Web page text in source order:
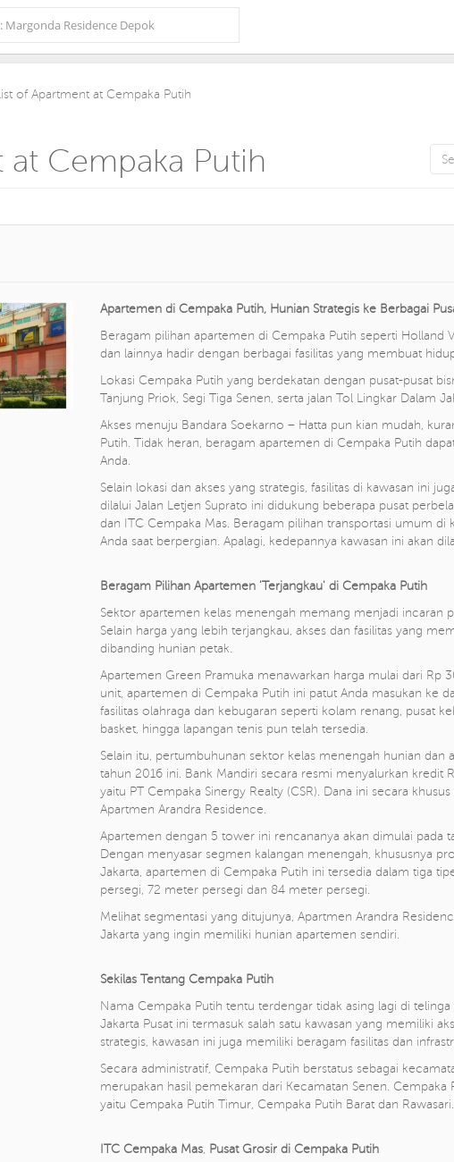
of Apartment at Cempaka Putih
Cempaka Putih
Apartemen di Cempaka Putih, Hunian Strategis ke Berbagai
Beragam pilihan apartemen di Cempaka Putih seperti Holland
dan lainnya hadir dengan berbagai fasilitas yang membuat
Lokasi Cempaka Putih yang berdekatan dengan pusat-pusat
Tanjung Priok, Segi Tiga Senen, serta jalan Tol Lingkar Dalam
Akses menuju Bandara Soekarno – Hatta pun kian mudah,
Putih. Tidak heran, beragam apartemen di Cempaka Putih
Anda.
Selain lokasi dan akses yang strategis, fasilitas di kawasan ini
dilalui Jalan Letjen Suprato ini didukung beberapa pusat
dan ITC Cempaka Mas. Beragam pilihan transportasi umum
Anda saat berpergian. Apalagi, kedepannya kawasan ini akan
Beragam Pilihan Apartemen 'Terjangkau' di Cempaka Putih
Sektor apartemen kelas menengah memang menjadi incaran
Selain harga yang lebih terjangkau, akses dan fasilitas yang
dibanding hunian petak.
Apartemen Green Pramuka menawarkan harga mulai dari Rp
unit, apartemen di Cempaka Putih ini patut Anda masukan ke
fasilitas olahraga dan kebugaran seperti kolam renang, pusat
basket, hingga lapangan tenis pun telah tersedia.
Selain itu, pertumbuhunan sektor kelas menengah hunian dan
tahun 2016 ini. Bank Mandiri secara resmi menyalurkan kredit
yaitu PT Cempaka Sinergy Realty (CSR). Dana ini secara
Apartmen Arandra Residence.
Apartemen dengan 5 tower ini rencananya akan dimulai pada
Dengan menyasar segmen kalangan menengah, khususnya
Jakarta, apartemen di Cempaka Putih ini tersedia dalam tiga
persegi, 72 meter persegi dan 84 meter persegi.
Melihat segmentasi yang ditujunya, Apartmen Arandra
Jakarta yang ingin memiliki hunian apartemen sendiri.
Sekilas Tentang Cempaka Putih
Nama Cempaka Putih tentu terdengar tidak asing lagi di
Jakarta Pusat ini termasuk salah satu kawasan yang memiliki
strategis, kawasan ini juga memiliki beragam fasilitas dan
Secara administratif, Cempaka Putih berstatus sebagai
merupakan hasil pemekaran dari Kecamatan Senen.
yaitu Cempaka Putih Timur, Cempaka Putih Barat dan Rawasari.
ITC Cempaka Mas, Pusat Grosir di Cempaka Putih